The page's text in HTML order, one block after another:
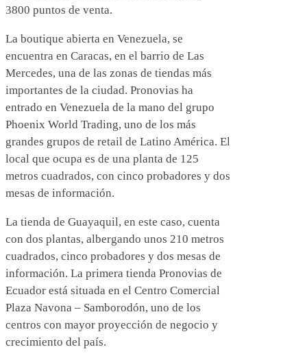
3800 puntos de venta.
La boutique abierta en Venezuela, se
encuentra en Caracas, en el barrio de Las
Mercedes, una de las zonas de tiendas más
importantes de la ciudad. Pronovias ha
entrado en Venezuela de la mano del grupo
Phoenix World Trading, uno de los más
grandes grupos de retail de Latino América. El
local que ocupa es de una planta de 125
metros cuadrados, con cinco probadores y dos
mesas de información.
La tienda de Guayaquil, en este caso, cuenta
con dos plantas, albergando unos 210 metros
cuadrados, cinco probadores y dos mesas de
información. La primera tienda Pronovias de
Ecuador está situada en el Centro Comercial
Plaza Navona – Samborodón, uno de los
centros con mayor proyección de negocio y
crecimiento del país.